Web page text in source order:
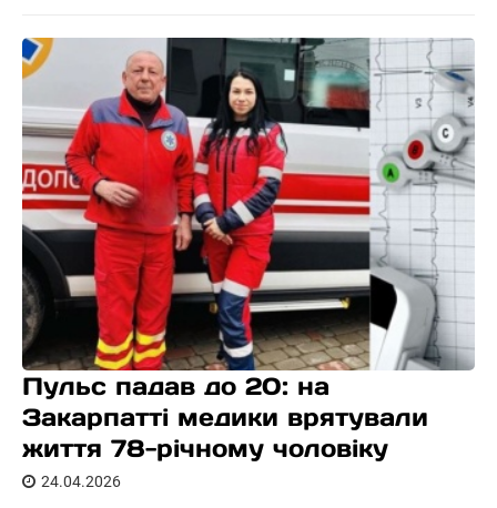
Пульс падав до 20: на
Закарпатті медики врятували
життя 78-річному чоловіку
24.04.2026